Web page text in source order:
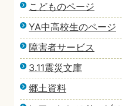
こどものページ
YA中高校生のページ
障害者サービス
3.11震災文庫
郷土資料